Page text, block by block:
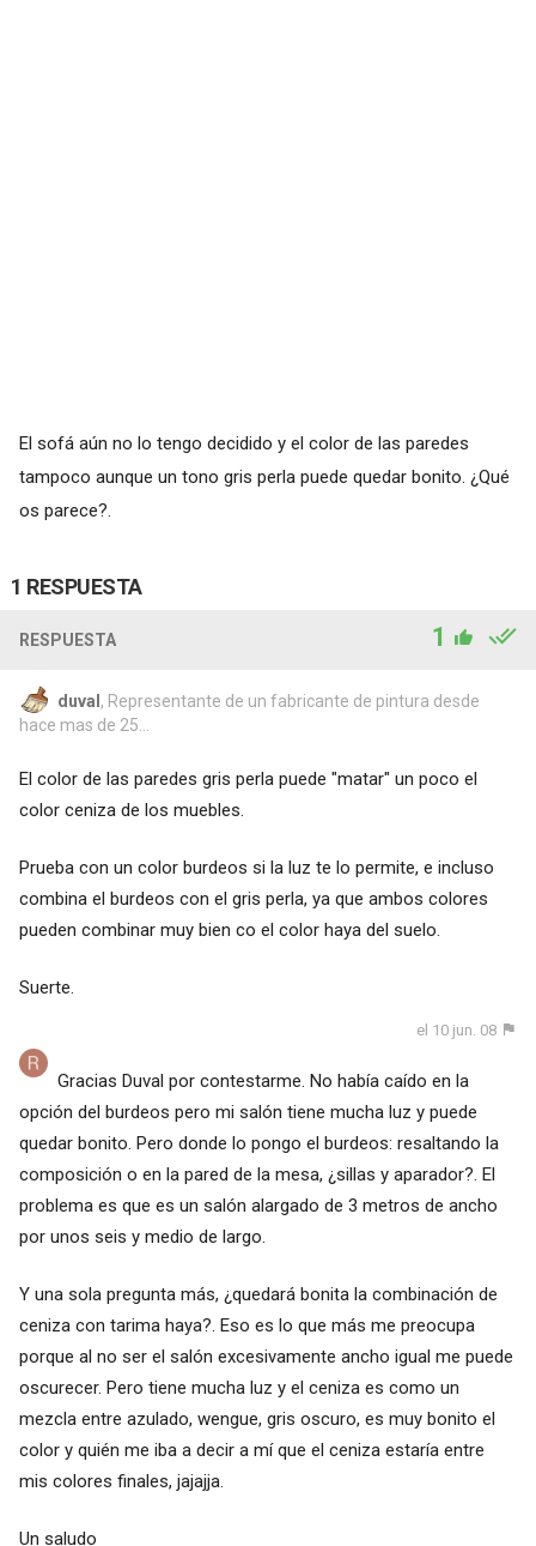
El sofá aún no lo tengo decidido y el color de las paredes
tampoco aunque un tono gris perla puede quedar bonito. ¿Qué
os parece?.
1 RESPUESTA
RESPUESTA 1
duval , Representante de un fabricante de pintura desde
hace mas de 25...
El color de las paredes gris perla puede "matar" un poco el
color ceniza de los muebles.
Prueba con un color burdeos si la luz te lo permite, e incluso
combina el burdeos con el gris perla, ya que ambos colores
pueden combinar muy bien co el color haya del suelo.
Suerte.
el 10 jun. 08
Gracias Duval por contestarme. No había caído en la
opción del burdeos pero mi salón tiene mucha luz y puede
quedar bonito. Pero donde lo pongo el burdeos: resaltando la
composición o en la pared de la mesa, ¿sillas y aparador?. El
problema es que es un salón alargado de 3 metros de ancho
por unos seis y medio de largo.
Y una sola pregunta más, ¿quedará bonita la combinación de
ceniza con tarima haya?. Eso es lo que más me preocupa
porque al no ser el salón excesivamente ancho igual me puede
oscurecer. Pero tiene mucha luz y el ceniza es como un
mezcla entre azulado, wengue, gris oscuro, es muy bonito el
color y quién me iba a decir a mí que el ceniza estaría entre
mis colores finales, jajajja.
Un saludo